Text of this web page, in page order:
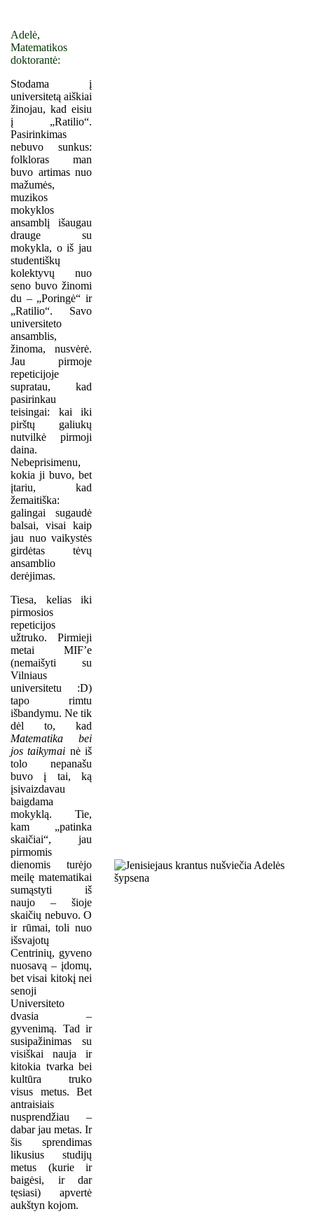
Adelė,
Matematikos
doktorantė:
Stodama į
universitetą aiškiai
žinojau, kad eisiu
į „Ratilio“.
Pasirinkimas
nebuvo sunkus:
folkloras man
buvo artimas nuo
mažumės,
muzikos
mokyklos
ansamblį išaugau
drauge su
mokykla, o iš jau
studentiškų
kolektyvų nuo
seno buvo žinomi
du – „Poringė“ ir
„Ratilio“. Savo
universiteto
ansamblis,
žinoma, nusvėrė.
Jau pirmoje
repeticijoje
supratau, kad
pasirinkau
teisingai: kai iki
pirštų galiukų
nutvilkė pirmoji
daina.
Nebeprisimenu,
kokia ji buvo, bet
įtariu, kad
žemaitiška:
galingai sugaudė
balsai, visai kaip
jau nuo vaikystės
girdėtas tėvų
ansamblio
derėjimas.
Tiesa, kelias iki
pirmosios
repeticijos
užtruko. Pirmieji
metai MIF’e
(nemaišyti su
Vilniaus
universitetu :D)
tapo rimtu
išbandymu. Ne tik
dėl to, kad
Matematika bei
jos taikymai nė iš
tolo nepanašu
buvo į tai, ką
įsivaizdavau
baigdama
mokyklą. Tie,
kam „patinka
skaičiai“, jau
pirmomis
dienomis turėjo
meilę matematikai
sumąstyti iš
naujo – šioje
skaičių nebuvo. O
ir rūmai, toli nuo
išsvajotų
Centrinių, gyveno
nuosavą – įdomų,
bet visai kitokį nei
senoji
Universiteto
dvasia –
gyvenimą. Tad ir
susipažinimas su
visiškai nauja ir
kitokia tvarka bei
kultūra truko
visus metus. Bet
antraisiais
nusprendžiau –
dabar jau metas. Ir
šis sprendimas
likusius studijų
metus (kurie ir
baigėsi, ir dar
tęsiasi) apvertė
aukštyn kojom.